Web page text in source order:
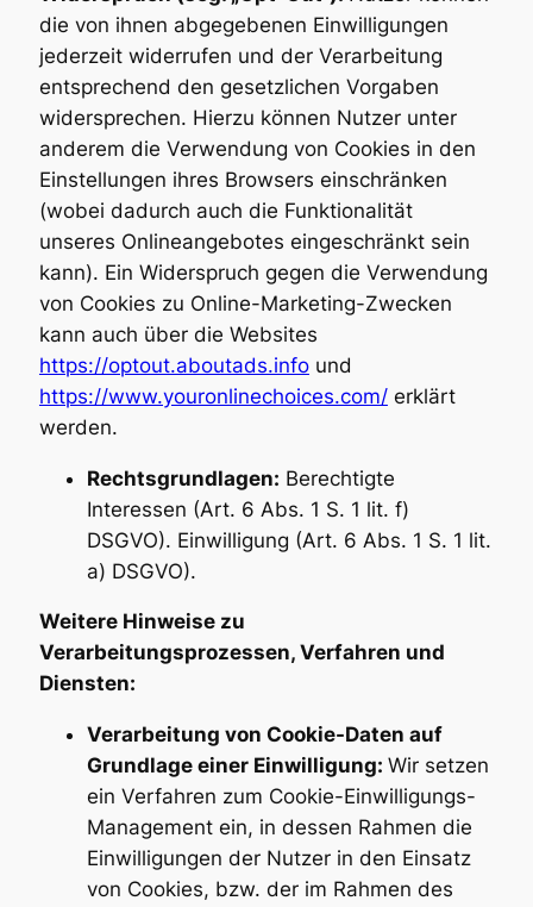
die von ihnen abgegebenen Einwilligungen
jederzeit widerrufen und der Verarbeitung
entsprechend den gesetzlichen Vorgaben
widersprechen. Hierzu können Nutzer unter
anderem die Verwendung von Cookies in den
Einstellungen ihres Browsers einschränken
(wobei dadurch auch die Funktionalität
unseres Onlineangebotes eingeschränkt sein
kann). Ein Widerspruch gegen die Verwendung
von Cookies zu Online-Marketing-Zwecken
kann auch über die Websites
https://optout.aboutads.infound
https://www.youronlinechoices.com/erklärt
werden.
Rechtsgrundlagen: Berechtigte
Interessen (Art. 6 Abs. 1 S. 1 lit. f)
DSGVO). Einwilligung (Art. 6 Abs. 1 S. 1 lit.
a) DSGVO).
Weitere Hinweise zu
Verarbeitungsprozessen, Verfahren und
Diensten:
Verarbeitung von Cookie-Daten auf
Grundlage einer Einwilligung: Wir setzen
ein Verfahren zum Cookie-Einwilligungs-
Management ein, in dessen Rahmen die
Einwilligungen der Nutzer in den Einsatz
von Cookies, bzw. der im Rahmen des